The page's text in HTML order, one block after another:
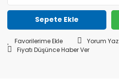
Sepete Ekle
Yorum Yaz
Fiyatı Düşünce Haber Ver